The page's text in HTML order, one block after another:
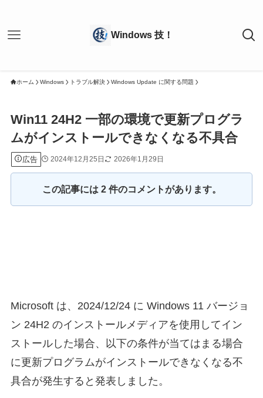
ホーム Windows トラブル解決 Windows Update に関する問題
Win11 24H2 一部の環境で更新プログラ
ムがインストールできなくなる不具合
広告 2024年12月25日 2026年1月29日
この記事には 2 件のコメントがあります。
Microsoft は、2024/12/24 に Windows 11 バージョ
ン 24H2 のインストールメディアを使用してイン
ストールした場合、以下の条件が当てはまる場合
に更新プログラムがインストールできなくなる不
具合が発生すると発表しました。